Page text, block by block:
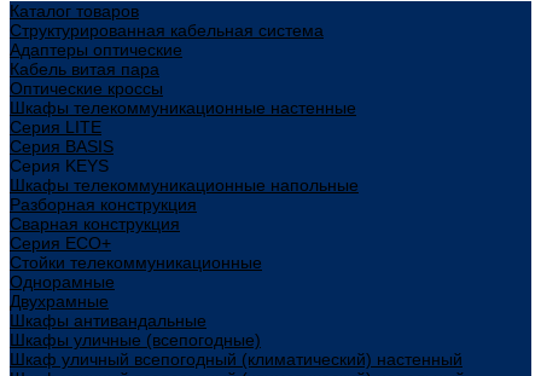
Каталог товаров
Структурированная кабельная система
Адаптеры оптические
Кабель витая пара
Оптические кроссы
Шкафы телекоммуникационные настенные
Cерия LITE
Cерия BASIS
Cерия KEYS
Шкафы телекоммуникационные напольные
Разборная конструкция
Сварная конструкция
Серия ECO+
Стойки телекоммуникационные
Однорамные
Двухрамные
Шкафы антивандальные
Шкафы уличные (всепогодные)
Шкаф уличный всепогодный (климатический) настенный